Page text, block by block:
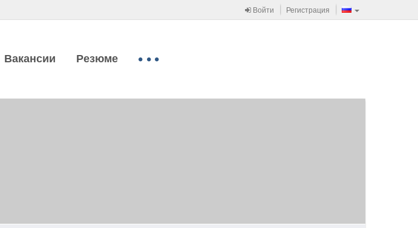
Войти Регистрация
Вакансии Резюме